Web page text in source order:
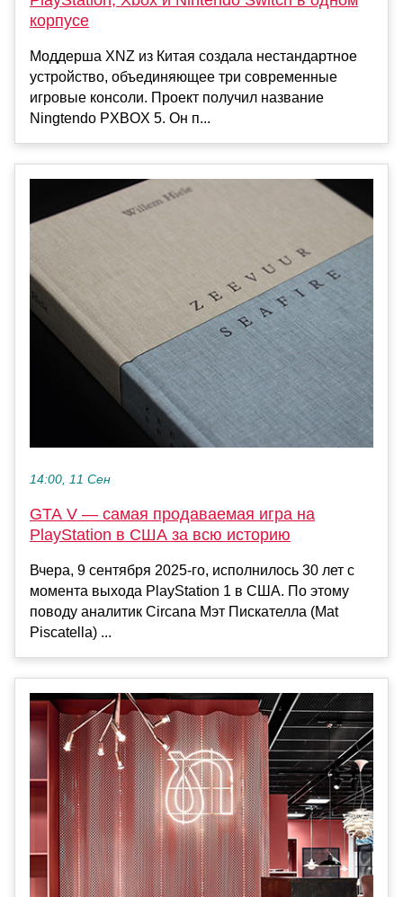
корпусе
Моддерша XNZ из Китая создала нестандартное
устройство, объединяющее три современные
игровые консоли. Проект получил название
Ningtendo PXBOX 5. Он п...
14:00, 11 Сен
GTA V — самая продаваемая игра на
PlayStation в США за всю историю
Вчера, 9 сентября 2025-го, исполнилось 30 лет с
момента выхода PlayStation 1 в США. По этому
поводу аналитик Circana Мэт Пискателла (Mat
Piscatella) ...